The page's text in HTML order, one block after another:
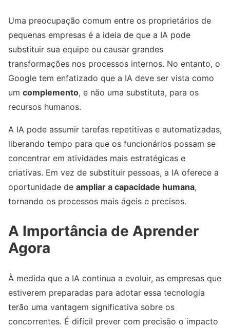
Uma preocupação comum entre os proprietários de
pequenas empresas é a ideia de que a IA pode
substituir sua equipe ou causar grandes
transformações nos processos internos. No entanto, o
Google tem enfatizado que a IA deve ser vista como
um complemento, e não uma substituta, para os
recursos humanos.
A IA pode assumir tarefas repetitivas e automatizadas,
liberando tempo para que os funcionários possam se
concentrar em atividades mais estratégicas e
criativas. Em vez de substituir pessoas, a IA oferece a
oportunidade de ampliar a capacidade humana,
tornando os processos mais ágeis e precisos.
A Importância de Aprender
Agora
À medida que a IA continua a evoluir, as empresas que
estiverem preparadas para adotar essa tecnologia
terão uma vantagem significativa sobre os
concorrentes. É difícil prever com precisão o impacto